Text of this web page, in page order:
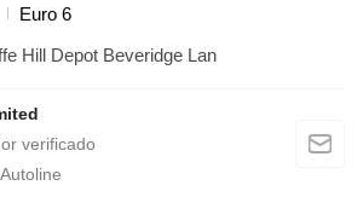
Euro 6
Reino Unido, Cliffe Hill Depot Beveridge Lan